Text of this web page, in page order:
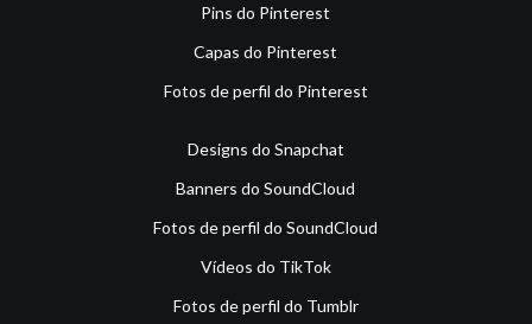
Pins do Pinterest
Capas do Pinterest
Fotos de perfil do Pinterest
Designs do Snapchat
Banners do SoundCloud
Fotos de perfil do SoundCloud
Vídeos do TikTok
Fotos de perfil do Tumblr